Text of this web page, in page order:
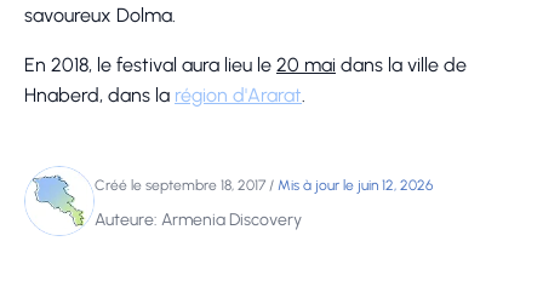
savoureux Dolma.
En 2018, le festival aura lieu le 20 mai dans la ville de
Hnaberd, dans la région d'Ararat.
Créé le septembre 18, 2017 / Mis à jour le juin 12, 2026
Auteure: Armenia Discovery